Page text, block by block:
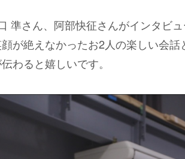
準さん、阿部快征さんがインタビ
が絶えなかったお2人の楽しい会
わると嬉しいです。